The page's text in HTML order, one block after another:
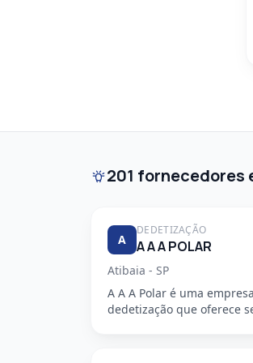
201 fornecedores
A
DEDETIZAÇÃO
A A A POLAR
Atibaia - SP
A A A Polar é uma
dedetização que oferece